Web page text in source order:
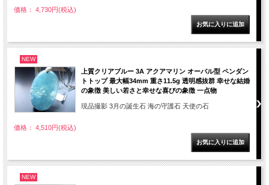
価格： 4,730円(税込)
NEW
上質クリアブルー 3A アクアマリン オーバル型 ペンダン
トトップ 最大幅34mm 重さ11.5g 透明感抜群 幸せな結婚
の象徴 美しい若さと幸せな喜びの象徴 一点物
現品撮影 3月の誕生石 海の守護石 天使の石
価格： 4,510円(税込)
NEW